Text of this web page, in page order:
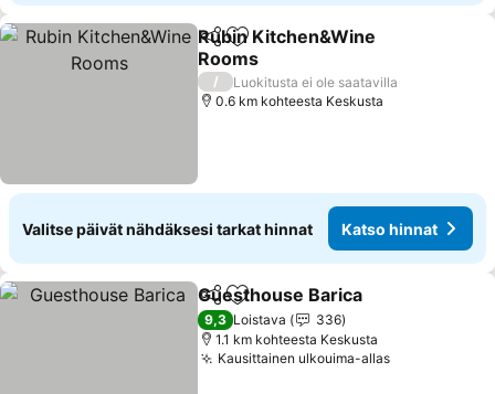
Jaa Lisää suosikkeihin
Rubin Kitchen&Wine
Rooms
Katso hinnat
/
Luokitusta ei ole saatavilla
0.6 km kohteesta Keskusta
Valitse päivät nähdäksesi tarkat hinnat Katso hinnat
Jaa Lisää suosikkeihin
Guesthouse Barica
9,3 Loistava
336
1.1 km kohteesta Keskusta
Kausittainen ulkouima-allasKatso hinnat